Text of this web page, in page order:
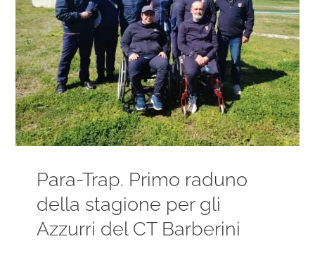
Para-Trap. Primo raduno
della stagione per gli
Azzurri del CT Barberini